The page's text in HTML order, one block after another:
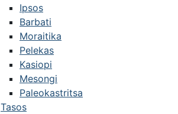
Ipsos
Barbati
Moraitika
Pelekas
Kasiopi
Mesongi
Paleokastritsa
Tasos